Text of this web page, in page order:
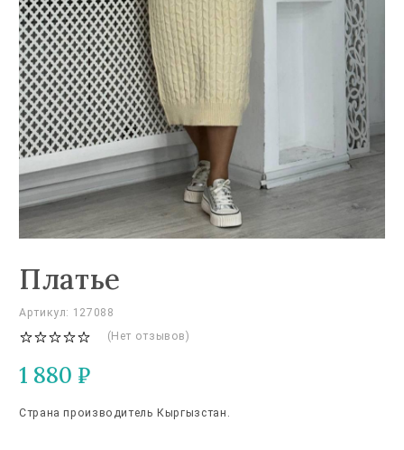
Платье
Артикул: 127088
(Нет отзывов)
1 880 ₽
Страна производитель Кыргызстан.